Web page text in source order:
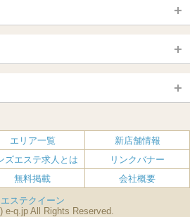
新宿
赤坂・麻布・六本木
銀座・東京・新橋
神田・秋葉原・人形町
赤羽・板橋
岐阜県
大須・上前津・鶴舞
千種・今池・黒川・大曽根
一宮・津島・小牧
烏丸御池駅
肥後橋・淀屋橋・北浜
日本橋（大阪市）
新大阪・十三・南方
岡山
愛媛（松山）
高知
佐賀
熊本
鹿児島
エリア一覧
新店舗情報
ズエステ求人とは
リンクバナー
無料掲載 会社概要
エステクイーン
e-q.jp All Rights Reserved.